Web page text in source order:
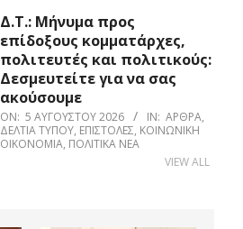
Δ.Τ.: Μήνυμα προς
επίδοξους κομματάρχες,
πολιτευτές και πολιτικούς:
Δεσμευτείτε για να σας
ακούσουμε
ON: 5 ΑΥΓΟΎΣΤΟΥ 2026 IN: ΆΡΘΡΑ,
ΔΕΛΤΊΑ ΤΎΠΟΥ, ΕΠΙΣΤΟΛΈΣ, ΚΟΙΝΩΝΙΚΉ
ΟΙΚΟΝΟΜΊΑ, ΠΟΛΙΤΙΚΆ ΝΈΑ
VIEW ALL